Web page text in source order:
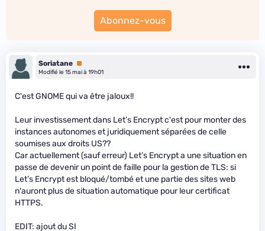
Abonnez-vous
Soriatane Premium
Modifié le 15 mai à 19h01
C'est GNOME qui va être jaloux!!
Leur investissement dans Let’s Encrypt c'est pour monter des
instances autonomes et juridiquement séparées de celle
soumises aux droits US??
Car actuellement (sauf erreur) Let’s Encrypt a une situation en
passe de devenir un point de faille pour la gestion de TLS: si
Let’s Encrypt est bloqué/tombé et une partie des sites web
n'auront plus de situation automatique pour leur certificat
HTTPS.
EDIT: ajout du SI